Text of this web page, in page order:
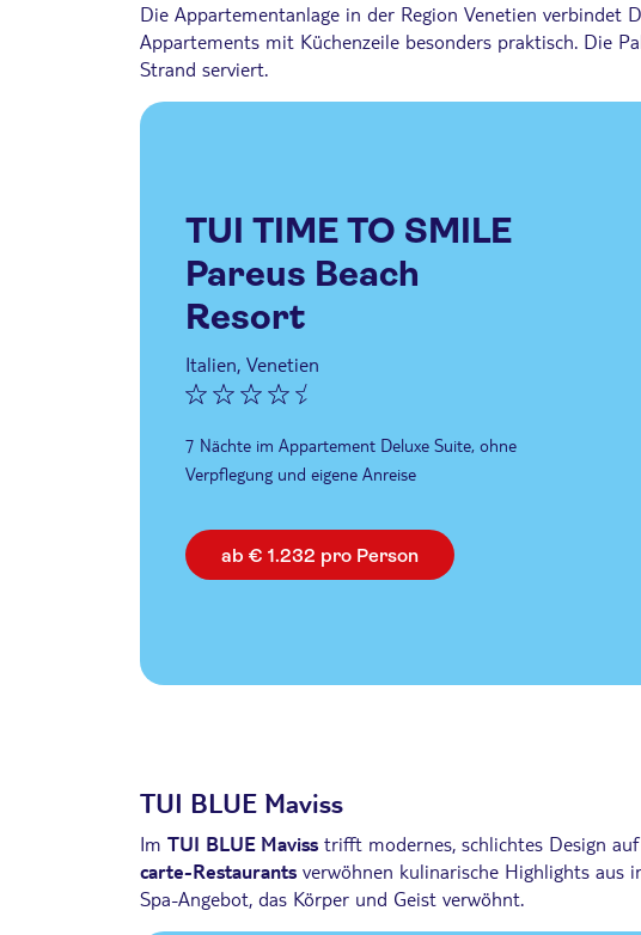
Die Appartementanlage in der Region Venetien
Appartements mit Küchenzeile besonders praktisch. Die
Strand serviert.
TUI TIME TO SMILE
Pareus Beach
Resort
Italien, Venetien
7 Nächte im Appartement Deluxe Suite, ohne
Verpflegung und eigene Anreise
ab € 1.232 pro Person
TUI BLUE Maviss
Im TUI BLUE Maviss trifft modernes, schlichtes Design
carte-Restaurants verwöhnen kulinarische Highlights aus
Spa-Angebot, das Körper und Geist verwöhnt.